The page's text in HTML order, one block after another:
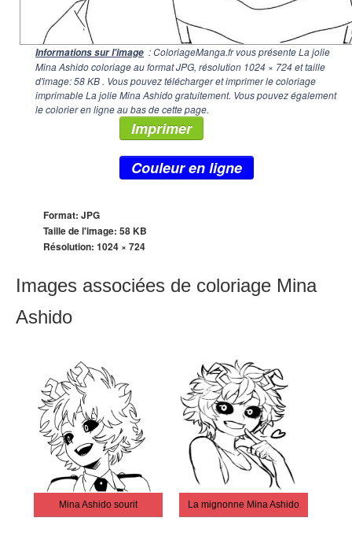
Informations sur l'image : ColoriageManga.fr vous présente La jolie
Mina Ashido coloriage au format JPG, résolution 1024 × 724et taille
d'image: 58 KB . Vous pouvez télécharger et imprimer le coloriage
imprimable La jolie Mina Ashido gratuitement. Vous pouvez également
le colorier en ligne au bas de cette page.
Imprimer
Couleur en ligne
Format: JPG
Taille de l'image: 58 KB
Résolution: 1024 × 724
Images associées de coloriage Mina
Ashido
Mina Ashido sourit La mignonne Mina Ashido